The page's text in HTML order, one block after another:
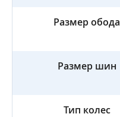
Размер обода
Размер шин
Тип колес